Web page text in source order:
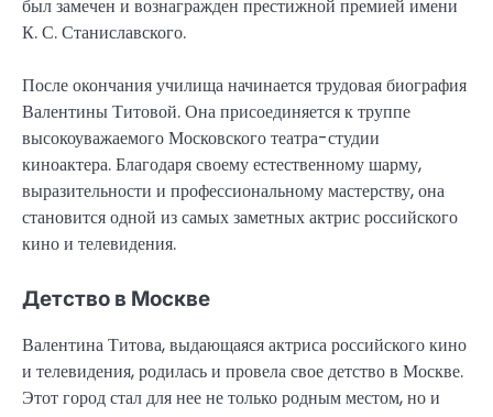
был замечен и вознагражден престижной премией имени
К. С. Станиславского.
После окончания училища начинается трудовая биография
Валентины Титовой. Она присоединяется к труппе
высокоуважаемого Московского театра-студии
киноактера. Благодаря своему естественному шарму,
выразительности и профессиональному мастерству, она
становится одной из самых заметных актрис российского
кино и телевидения.
Детство в Москве
Валентина Титова, выдающаяся актриса российского кино
и телевидения, родилась и провела свое детство в Москве.
Этот город стал для нее не только родным местом, но и